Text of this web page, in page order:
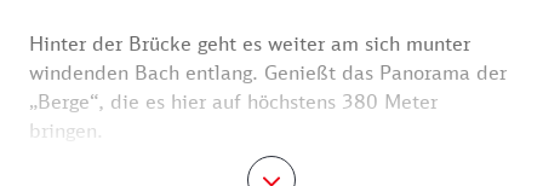
Hinter der Brücke geht es weiter am sich munter
windenden Bach entlang. Genießt das Panorama der
„Berge“, die es hier auf höchstens 380 Meter
bringen.